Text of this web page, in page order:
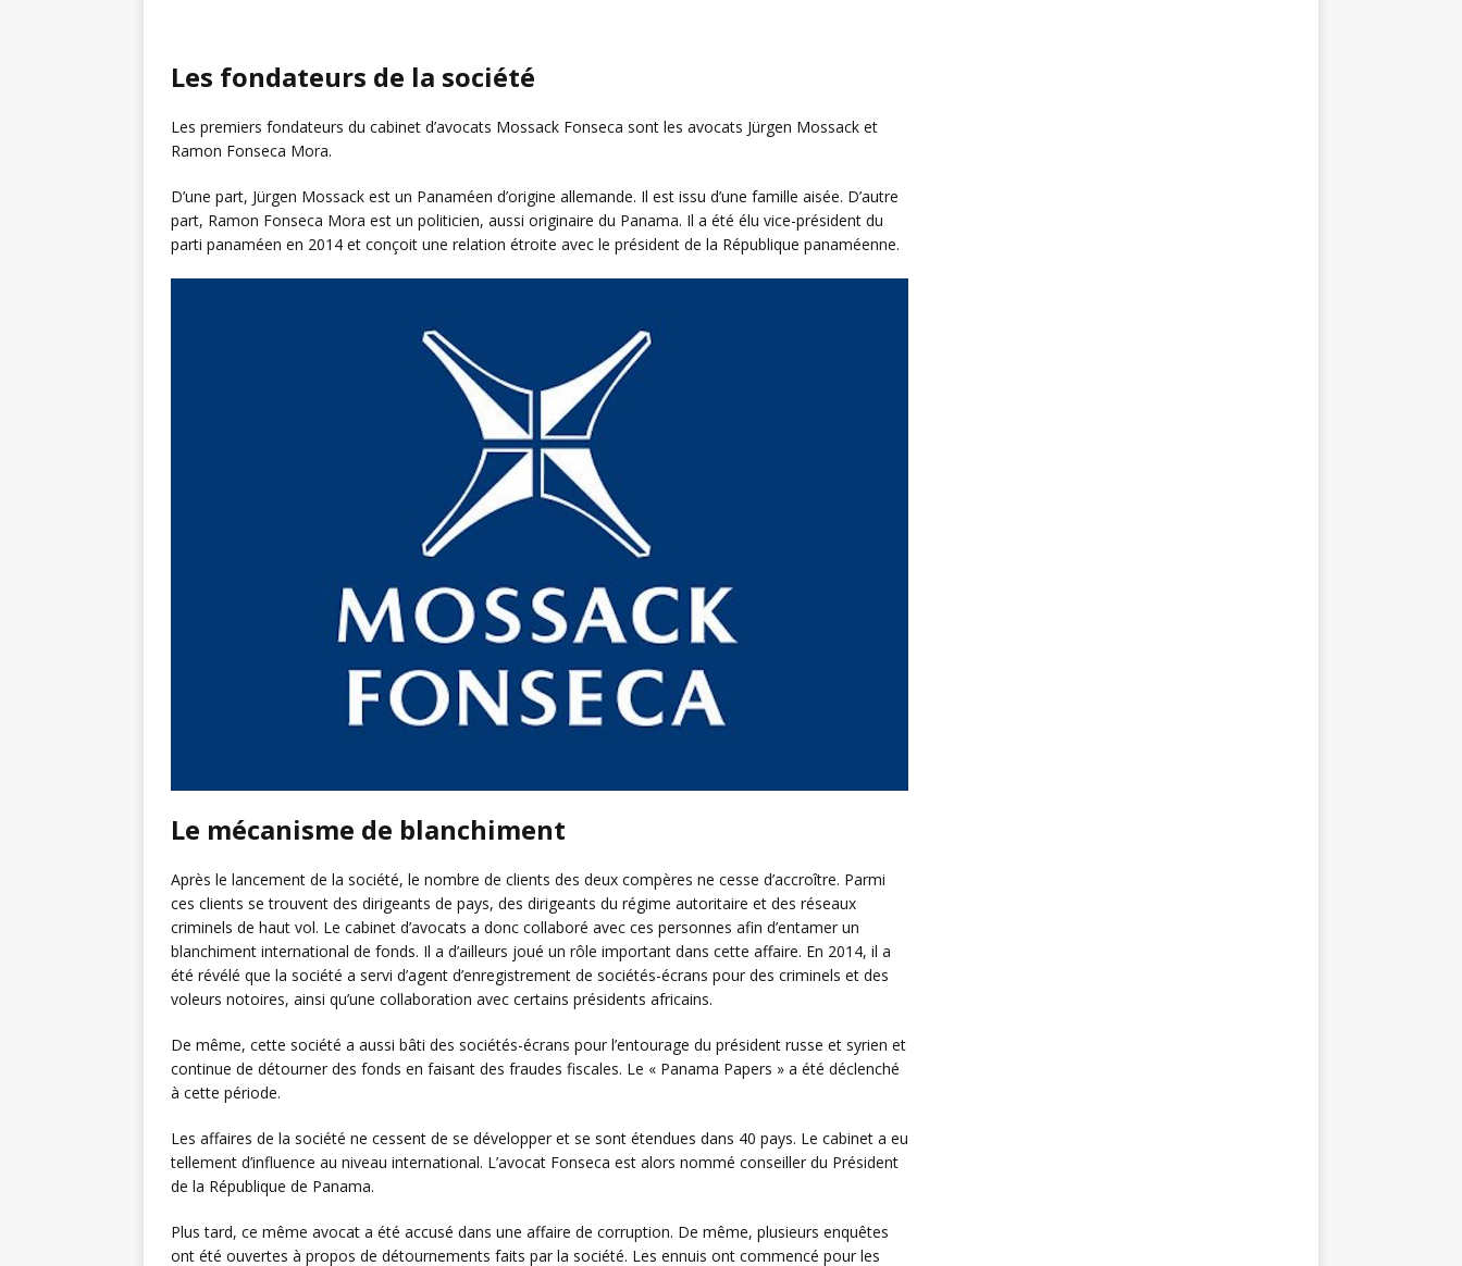
Les fondateurs de la société
Les premiers fondateurs du cabinet d’avocats Mossack Fonseca sont les avocats Jürgen Mossack et
Ramon Fonseca Mora.
D’une part, Jürgen Mossack est un Panaméen d’origine allemande. Il est issu d’une famille aisée. D’autre
part, Ramon Fonseca Mora est un politicien, aussi originaire du Panama. Il a été élu vice-président du
parti panaméen en 2014 et conçoit une relation étroite avec le président de la République panaméenne.
Le mécanisme de blanchiment
Après le lancement de la société, le nombre de clients des deux compères ne cesse d’accroître. Parmi
ces clients se trouvent des dirigeants de pays, des dirigeants du régime autoritaire et des réseaux
criminels de haut vol. Le cabinet d’avocats a donc collaboré avec ces personnes afin d’entamer un
blanchiment international de fonds. Il a d’ailleurs joué un rôle important dans cette affaire. En 2014, il a
été révélé que la société a servi d’agent d’enregistrement de sociétés-écrans pour des criminels et des
voleurs notoires, ainsi qu’une collaboration avec certains présidents africains.
De même, cette société a aussi bâti des sociétés-écrans pour l’entourage du président russe et syrien et
continue de détourner des fonds en faisant des fraudes fiscales. Le « Panama Papers » a été déclenché
à cette période.
Les affaires de la société ne cessent de se développer et se sont étendues dans 40 pays. Le cabinet a eu
tellement d’influence au niveau international. L’avocat Fonseca est alors nommé conseiller du Président
de la République de Panama.
Plus tard, ce même avocat a été accusé dans une affaire de corruption. De même, plusieurs enquêtes
ont été ouvertes à propos de détournements faits par la société. Les ennuis ont commencé pour les